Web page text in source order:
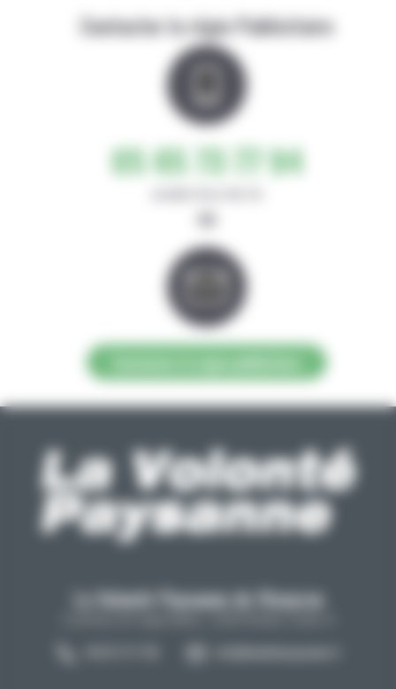
Contacter la régie Publicitaire
05 65 73 77 94
ou
La Volonté Paysanne de l'Aveyron